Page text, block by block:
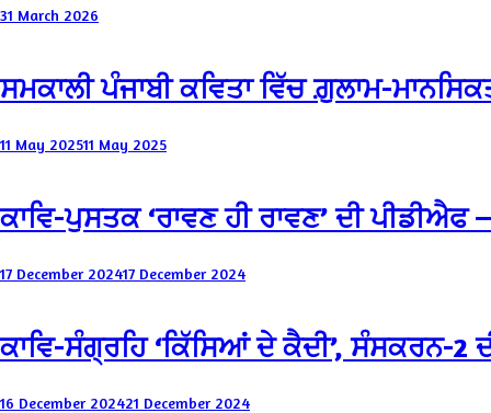
31 March 2026
ਸਮਕਾਲੀ ਪੰਜਾਬੀ ਕਵਿਤਾ ਵਿੱਚ ਗ਼ੁਲਾਮ-
11 May 202511 May 2025
ਕਾਵਿ-ਪੁਸਤਕ ‘ਰਾਵਣ ਹੀ ਰਾਵਣ’ ਦੀ
17 December 202417 December 2024
ਕਾਵਿ-ਸੰਗ੍ਰਹਿ ‘ਕਿੱਸਿਆਂ ਦੇ ਕੈਦੀ’, ਸੰਸਕਰਨ-2
16 December 202421 December 2024